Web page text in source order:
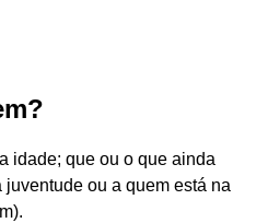
idade; que ou o que ainda
ou a quem está na